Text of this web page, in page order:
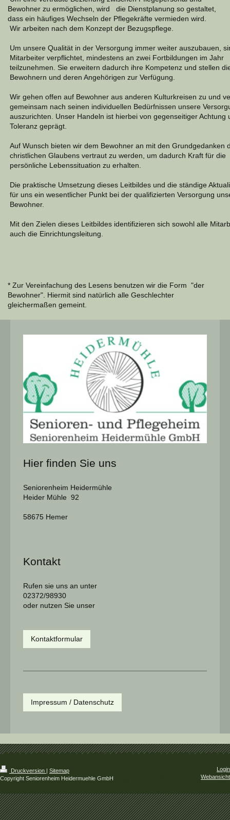
Bewohner zu ermöglichen, wird die Dienstplanung so gestaltet,
dass ein häufiges Wechseln der Pflegekräfte vermieden wird.
Wir arbeiten nach dem Konzept der Bezugspflege.
Um unsere Qualität in der Versorgung immer weiter auszubauen,
Mitarbeiter verpflichtet, mindestens an zwei Fortbildungen im Jahr
teilzunehmen. Sie erweitern dadurch ihre Kompetenz und stellen
Bewohnern und deren Angehörigen zur Verfügung.
Wir gehen offen auf Bewohner aus anderen Kulturkreisen zu und
gemeinsam nach seinen individuellen Bedürfnissen unsere
auszurichten. Unser Handeln ist hierbei von gegenseitiger Achtung
Toleranz geprägt.
Auf Wunsch bieten wir dem Bewohner an mit den Grundgedanken
christlichen Glaubens vertraut zu werden, um dadurch Kraft für die
persönliche Lebenssituation zu erhalten.
Die praktische Umsetzung dieses Leitbildes und die ständige
für uns ein wesentlicher Punkt bei der qualifizierten Versorgung
Bewohner.
Mit den Zielen dieses Leitbildes identifizieren sich sowohl alle
auch die Einrichtungsleitung.
* Zur Vereinfachung des Lesens benutzen wir die Form "der
Bewohner". Hiermit sind natürlich alle Geschlechter
gleichermaßen gemeint.
Hier finden Sie uns
Seniorenheim Heidermühle
Heider Mühle 92
58675 Hemer
Kontakt
Rufen sie uns an unter
02372/98930
oder nutzen Sie unser
Kontaktformular
Impressum / Datenschutz
Druckversion | Sitemap
Copyright Seniorenheim Heidermuehle GmbH
Login
Webansicht